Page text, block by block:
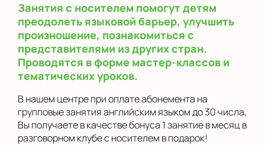
Занятия с носителем помогут детям
преодолеть языковой барьер, улучшить
произношение, познакомиться с
представителями из других стран.
Проводятся в форме мастер-классов и
тематических уроков.
В нашем центре при оплате абонемента на
групповые занятия английским языком до 30 числа,
Вы получаете в качестве бонуса 1 занятие в месяц в
разговорном клубе с носителем в подарок!